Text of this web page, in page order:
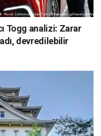
Togg analizi: Zarar
devredilebilir